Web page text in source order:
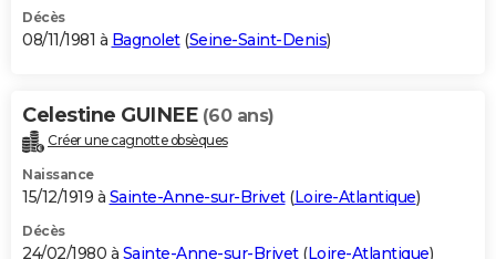
Décès
08/11/1981 à Bagnolet(Seine-Saint-Denis)
Celestine GUINEE (60 ans)
Créer une cagnotte obsèques
Naissance
15/12/1919 à Sainte-Anne-sur-Brivet(Loire-Atlantique)
Décès
24/02/1980 à Sainte-Anne-sur-Brivet(Loire-Atlantique)